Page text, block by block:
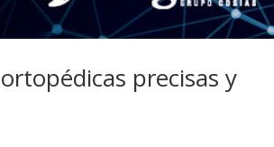
precisas y